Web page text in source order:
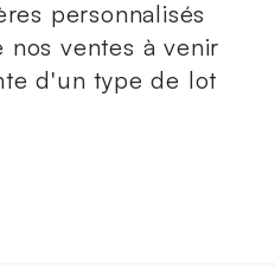
personnalisés
ventes à venir
d'un type de lot